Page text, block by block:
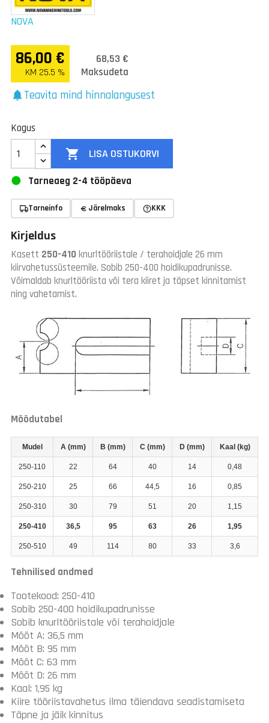
NOVA
86,00 €
KM 25.5 %
68,53 €
Maksudeta
notificationsTeavita mind hinnalangusest
Kogus
 LISA OSTUKORVI
Tarneaeg 2-4 tööpäeva
Tarneinfo Järelmaks KKK
Kirjeldus
Kasett 250-410 knurltööriistale / terahoidjale 26 mm
kiirvahetussüsteemile. Sobib 250-400 hoidikupadrunisse.
Võimaldab knurltööriista või tera kiiret ja täpset kinnitamist
ning vahetamist.
Mõõdutabel
Mudel A (mm) B (mm) C (mm) D (mm) Kaal (kg)
250-110 22 64 40 14 0,48
250-210 25 66 44,5 16 0,85
250-310 30 79 51 20 1,15
250-410 36,5 95 63 26 1,95
250-510 49 114 80 33 3,6
Tehnilised andmed
Tootekood: 250-410
Sobib 250-400 hoidikupadrunisse
Sobib knurltööriistale või terahoidjale
Mõõt A: 36,5 mm
Mõõt B: 95 mm
Mõõt C: 63 mm
Mõõt D: 26 mm
Kaal: 1,95 kg
Kiire tööriistavahetus ilma täiendava seadistamiseta
Täpne ja jäik kinnitus